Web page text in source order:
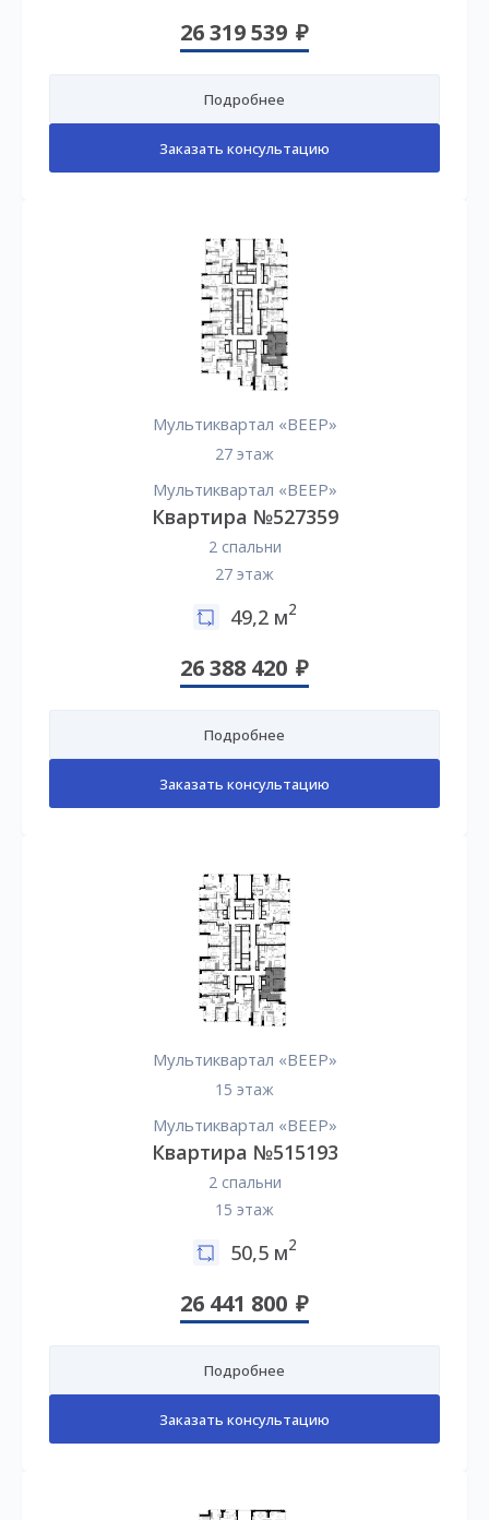
26 319 539
Подробнее
Заказать консультацию
Мультиквартал «ВЕЕР»
27 этаж
Мультиквартал «ВЕЕР»
Квартира №527359
2 спальни
27 этаж
49,2 м2
26 388 420
Подробнее
Заказать консультацию
Мультиквартал «ВЕЕР»
15 этаж
Мультиквартал «ВЕЕР»
Квартира №515193
2 спальни
15 этаж
50,5 м2
26 441 800
Подробнее
Заказать консультацию